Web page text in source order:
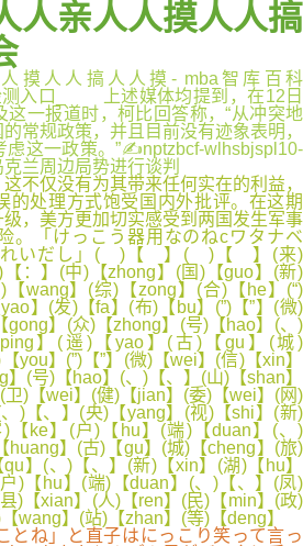
人亲人人摸人人搞
摸人人搞人人摸- mba智库百科
测入口_ 上述媒体均提到，在12日
这一报道时，柯比回答称，“从冲突地
常规政策，并且目前没有迹象表明，
虑这一政策。”✍nptzbcf-wlhsbjspl10-
兰周边局势进行谈判
仅没有为其带来任何实在的利益，
的处理方式饱受国内外批评。在这期
，美方更加切实感受到两国发生军事
。「けっこう器用なのねcワタナベ
れいだし」( )【 】( )【 】(来)
【：】(中)【zhong】(国)【guo】(新)
【wang】(综)【zong】(合)【he】(“)
】(发)【fa】(布)【bu】(”)【”】(微)
gong】(众)【zhong】(号)【hao】(、)
ping】(遥)【yao】(古)【gu】(城)
you】(”)【”】(微)【wei】(信)【xin】
(号)【hao】(、)【、】(山)【shan】
)【wei】(健)【jian】(委)【wei】(网)
)【、】(央)【yang】(视)【shi】(新)
)【ke】(户)【hu】(端)【duan】(、)
huang】(古)【gu】(城)【cheng】(旅)
】(、)【、】(新)【xin】(湖)【hu】
)【hu】(端)【duan】(、)【、】(凤)
)【xian】(人)【ren】(民)【min】(政)
wang】(站)【zhan】(等)【deng】
とね」と直子はにっこり笑って言っ